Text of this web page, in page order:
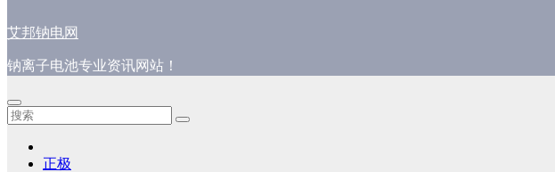
艾邦钠电网
钠离子电池专业资讯网站！
正极